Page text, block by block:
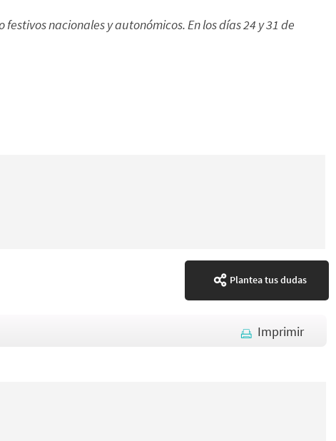
nacionales y autonómicos. En los días 24 y 31 de
Plantea tus dudas
Imprimir